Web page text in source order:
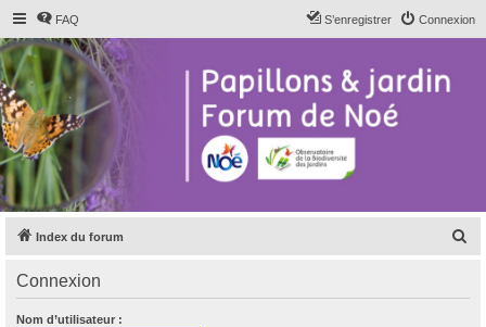
FAQ Connexion
S’enregistrer
Index du forum
Connexion
Nom d’utilisateur :